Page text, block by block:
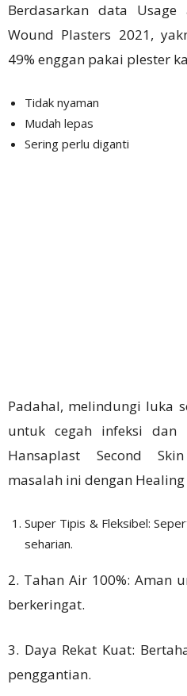
Berdasarkan data
Wound Plasters 2021,
49% enggan pakai plester
Tidak nyaman
Mudah lepas
Sering perlu diganti
Padahal, melindungi luka
untuk cegah infeksi dan
Hansaplast Second
masalah ini dengan
Super Tipis & Fleksibel:
seharian.
2. Tahan Air 100%: Aman
berkeringat.
3. Daya Rekat Kuat:
penggantian.